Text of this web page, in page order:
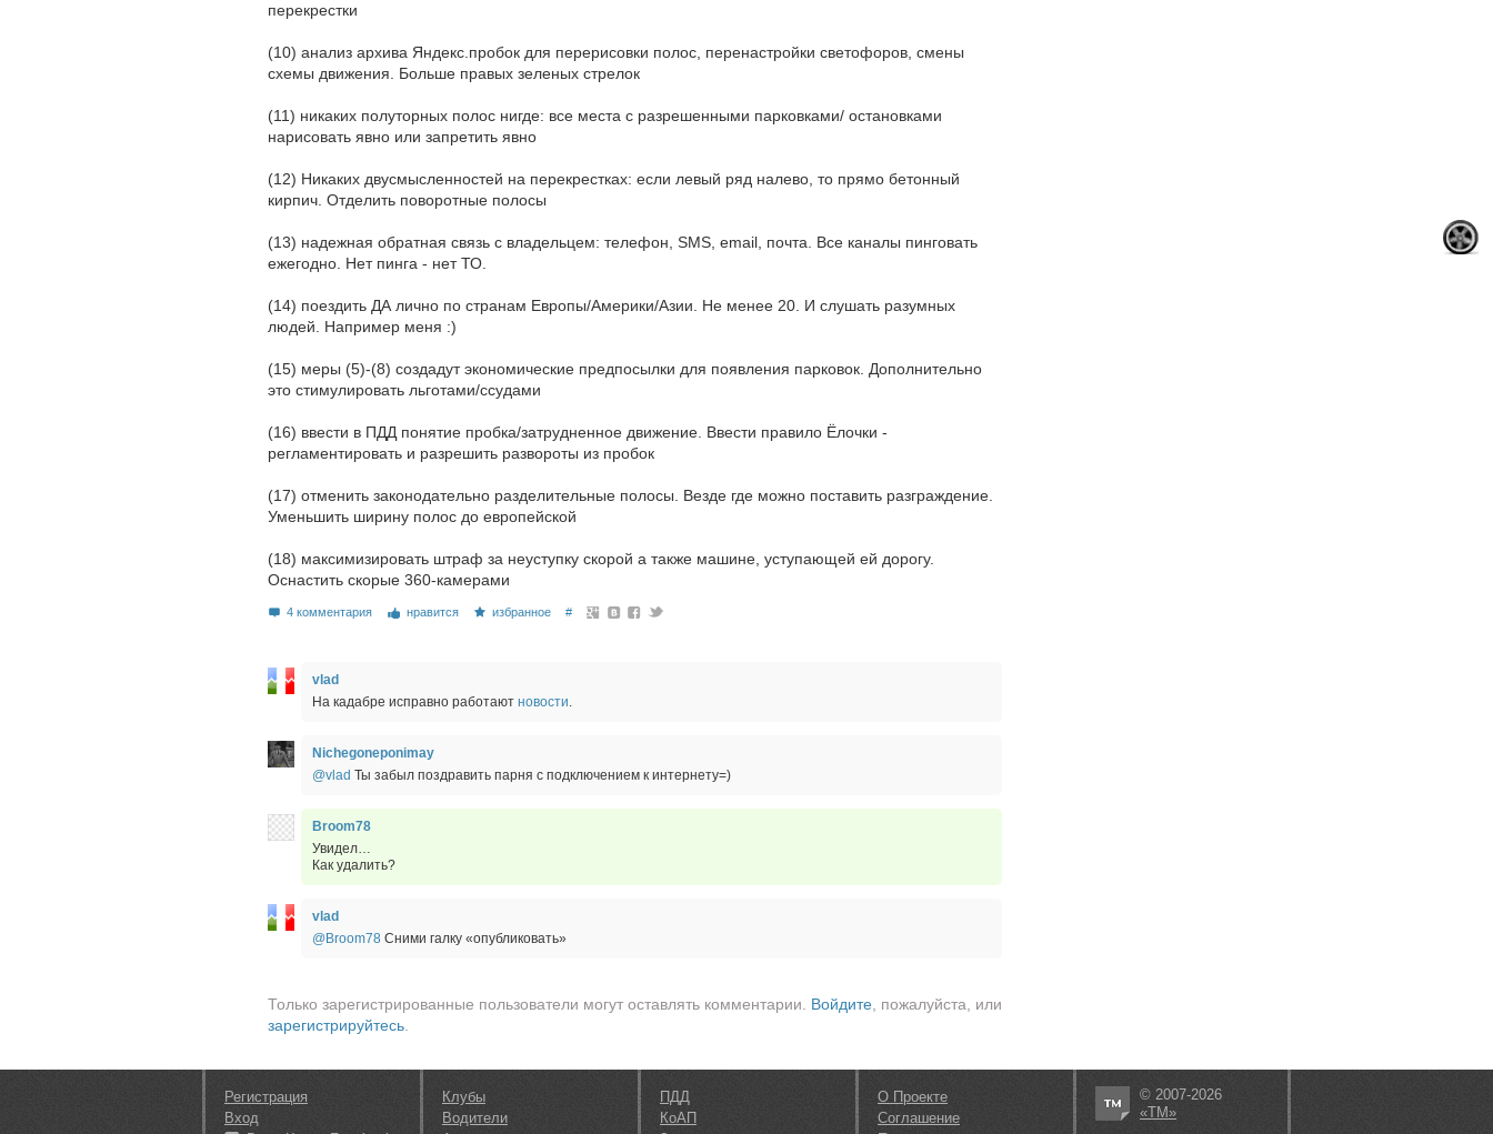
перекрестки
(10) анализ архива Яндекс.пробок для перерисовки полос, перенастройки светофоров, смены
схемы движения. Больше правых зеленых стрелок
(11) никаких полуторных полос нигде: все места с разрешенными парковками/ остановками
нарисовать явно или запретить явно
(12) Никаких двусмысленностей на перекрестках: если левый ряд налево, то прямо бетонный
кирпич. Отделить поворотные полосы
(13) надежная обратная связь с владельцем: телефон, SMS, email, почта. Все каналы пинговать
ежегодно. Нет пинга - нет ТО.
(14) поездить ДА лично по странам Европы/Америки/Азии. Не менее 20. И слушать разумных
людей. Например меня :)
(15) меры (5)-(8) создадут экономические предпосылки для появления парковок. Дополнительно
это стимулировать льготами/ссудами
(16) ввести в ПДД понятие пробка/затрудненное движение. Ввести правило Ёлочки -
регламентировать и разрешить развороты из пробок
(17) отменить законодательно разделительные полосы. Везде где можно поставить разграждение.
Уменьшить ширину полос до европейской
(18) максимизировать штраф за неуступку скорой а также машине, уступающей ей дорогу.
Оснастить скорые 360-камерами
4 комментария нравится избранное #
vlad
На кадабре исправно работают новости.
Nichegoneponimay
@vlad Ты забыл поздравить парня с подключением к интернету=)
Broom78
Увидел…
Как удалить?
vlad
@Broom78 Сними галку «опубликовать»
Только зарегистрированные пользователи могут оставлять комментарии. Войдите , пожалуйста, или
зарегистрируйтесь
Регистрация
Вход
Клубы
Водители
ПДД
КоАП
О Проекте
Соглашение
© 2007-2026
«ТМ»